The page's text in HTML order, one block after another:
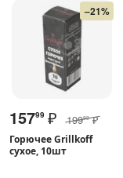
–21%
15799 ₽ 19999 ₽
Горючее Grillkoff
сухое, 10шт